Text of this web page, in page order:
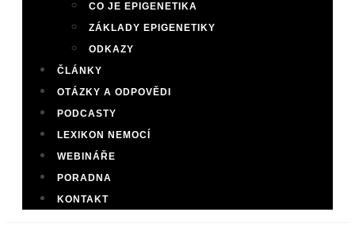
CO JE EPIGENETIKA
ZÁKLADY EPIGENETIKY
ODKAZY
ČLÁNKY
OTÁZKY A ODPOVĚDI
PODCASTY
LEXIKON NEMOCÍ
WEBINÁŘE
PORADNA
KONTAKT